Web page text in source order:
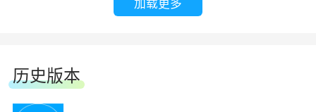
10.自动识别MBR/GPT分区表;
小马一键重装系统 官方版 5.0.19.823
加载更多
历史版本